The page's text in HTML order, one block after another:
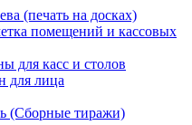
(печать на досках)
помещений и кассовых
для касс и столов
для лица
(Сборные тиражи)